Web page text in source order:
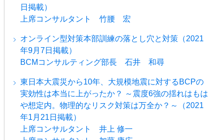
日掲載）
上席コンサルタント 竹腰 宏
オンライン型対策本部訓練の落とし穴と対策（2021
年9月7日掲載）
BCMコンサルティング部長 石井 和尋
東日本大震災から10年、大規模地震に対するBCPの
実効性は本当に上がったか？ ～震度6強の揺れはもは
や想定内。物理的なリスク対策は万全か？～（2021
年1月21日掲載）
上席コンサルタント 井上 修一